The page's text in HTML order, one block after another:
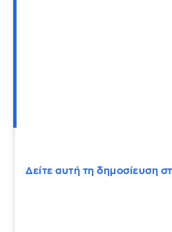
Δείτε αυτή τη δημοσίευση